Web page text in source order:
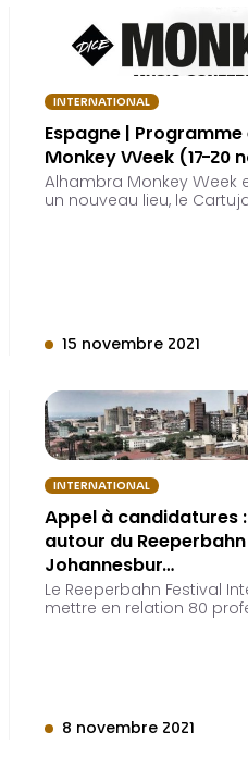
INTERNATIONAL
Espagne |
Monkey Week (17-20
Alhambra Monkey Week
un nouveau lieu, le Cartuja
15 novembre 2021
INTERNATIONAL
Appel à candidatures
autour du
Johannesbur…
Le Reeperbahn Festival
mettre en relation 80
8 novembre 2021